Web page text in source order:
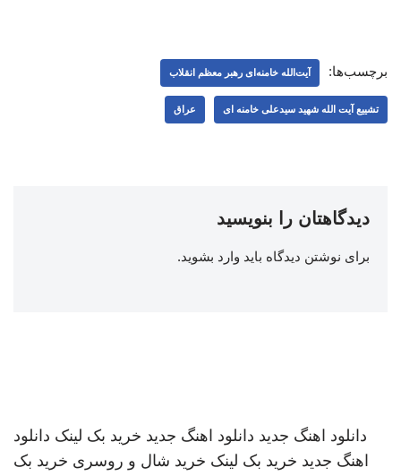
برچسب‌ها: آیت‌الله خامنه‌ای رهبر معظم انقلاب
تشییع آیت الله شهید سیدعلی خامنه ای عراق
دیدگاهتان را بنویسید
برای نوشتن دیدگاه باید وارد بشوید.
دانلود اهنگ جدید دانلود اهنگ جدید خرید بک لینک دانلود
اهنگ جدید خرید بک لینک خرید شال و روسری خرید بک